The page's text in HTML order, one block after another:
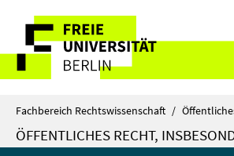
direkt
Inhalt
Service-
Navigation
Fachbereich Rechtswissenschaft /
ÖFFENTLICHES RECHT,